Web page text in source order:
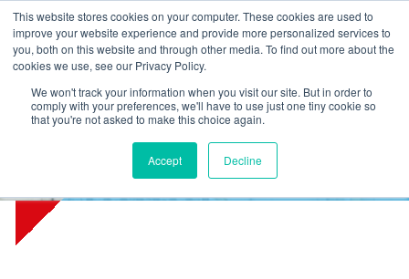
This website stores cookies on your computer. These cookies are used to
improve your website experience and provide more personalized services to
you, both on this website and through other media. To find out more about the
cookies we use, see our Privacy Policy.
We won't track your information when you visit our site. But in order to
comply with your preferences, we'll have to use just one tiny cookie so
that you're not asked to make this choice again.
Accept Decline
L T M P
Hogeschool Utrecht